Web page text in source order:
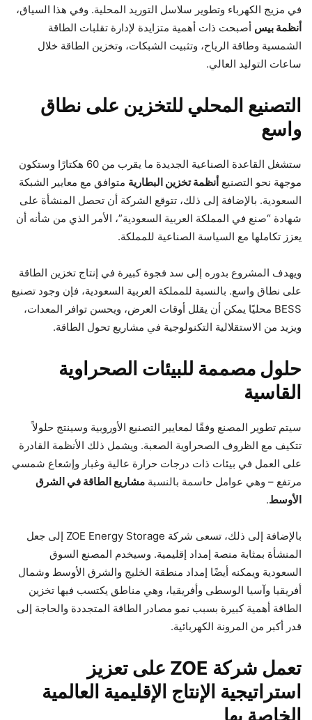
في مزيج الكهرباء وتطوير سلاسل التوريد المحلية. وفي هذا السياق،
أنظمة بيس أصبحت ذات أهمية متزايدة لإدارة تقلبات الطاقة
الشمسية وطاقة الرياح، وتثبيت الشبكات، وتخزين الطاقة خلال
ساعات التوليد العالي.
التصنيع المحلي للتخزين على نطاق
واسع
ستشغل القاعدة الصناعية الجديدة ما يقرب من 60 هكتارًا وستكون
موجهة نحو التصنيع أنظمة تخزين البطارية متوافق مع معايير الشبكة
السعودية. بالإضافة إلى ذلك، تتوقع الشركة أن تحصل المنشأة على
شهادة “صنع في المملكة العربية السعودية”، الأمر الذي من شأنه أن
يعزز تكاملها مع السياسة الصناعية للمملكة.
ويهدف المشروع بدوره إلى سد فجوة كبيرة في إنتاج تخزين الطاقة
على نطاق واسع. بالنسبة للمملكة العربية السعودية، فإن وجود تصنيع
BESS محليًا يمكن أن يقلل أوقات العرض، ويحسن توافر المعدات،
ويزيد من الاستقلالية التكنولوجية في مشاريع تحول الطاقة.
حلول مصممة للبيئات الصحراوية
القاسية
سيتم تطوير المصنع وفقًا لمعايير التصنيع الأوروبية وسينتج حلولاً
تتكيف مع الظروف الصحراوية الصعبة. ويشمل ذلك الأنظمة القادرة
على العمل في بيئات ذات درجات حرارة عالية وغبار وإشعاع شمسي
مرتفع – وهي عوامل حاسمة بالنسبة مشاريع الطاقة في الشرق
الأوسط.
بالإضافة إلى ذلك، تسعى شركة ZOE Energy Storage إلى جعل
المنشأة بمثابة منصة إمداد إقليمية. وسيخدم المصنع السوق
السعودية ويمكنه أيضًا إمداد منطقة الخليج والشرق الأوسط وشمال
أفريقيا وآسيا الوسطى وأفريقيا، وهي مناطق يكتسب فيها تخزين
الطاقة أهمية كبيرة بسبب نمو مصادر الطاقة المتجددة والحاجة إلى
قدر أكبر من المرونة الكهربائية.
تعمل شركة ZOE على تعزيز
استراتيجية الإنتاج الإقليمية العالمية